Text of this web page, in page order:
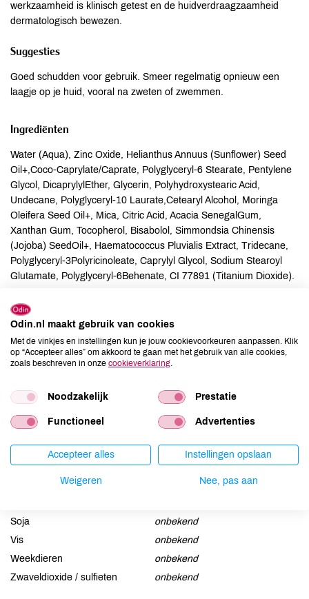
werkzaamheid is klinisch getest en de huidverdraagzaamheid
dermatologisch bewezen.
Suggesties
Goed schudden voor gebruik. Smeer regelmatig opnieuw een
laagje op je huid, vooral na zweten of zwemmen.
Ingrediënten
Water (Aqua), Zinc Oxide, Helianthus Annuus (Sunflower) Seed
Oil+,Coco-Caprylate/Caprate, Polyglyceryl-6 Stearate, Pentylene
Glycol, DicaprylylEther, Glycerin, Polyhydroxystearic Acid,
Undecane, Polyglyceryl-10 Laurate,Cetearyl Alcohol, Moringa
Oleifera Seed Oil+, Mica, Citric Acid, Acacia SenegalGum,
Xanthan Gum, Tocopherol, Bisabolol, Simmondsia Chinensis
(Jojoba) SeedOil+, Haematococcus Pluvialis Extract, Tridecane,
Polyglyceryl-3Polyricinoleate, Caprylyl Glycol, Sodium Stearoyl
Glutamate, Polyglyceryl-6Behenate, CI 77891 (Titanium Dioxide).
Allergenen
Aardnoten
onbekend
Ei
onbekend
Lactose
onbekend
Lupine
onbekend
Mosterd
onbekend
Noten
onbekend
Soja
onbekend
Vis
onbekend
Weekdieren
onbekend
Zwaveldioxide / sulfieten
onbekend
Odin.nl maakt gebruik van cookies
Met de vinkjes en instellingen kun je jouw cookievoorkeuren aanpassen. Klik
op “Accepteer alles” om akkoord te gaan met het gebruik van alle cookies,
zoals beschreven in onze cookieverklaring
Noodzakelijk Prestatie
Functioneel Advertenties
Accepteer alles Instellingen opslaan
Weigeren Nee, pas aan